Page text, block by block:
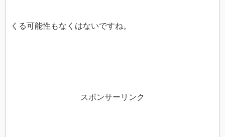
くる可能性もなくはないですね。
スポンサーリンク